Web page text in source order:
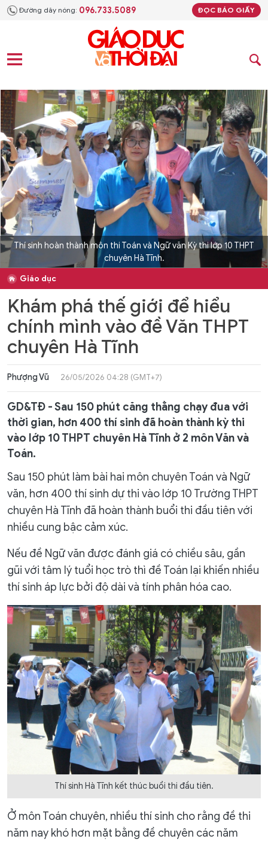
Đường dây nóng: 096.733.5089 ĐỌC BÁO GIẤY
Thí sinh hoàn thành môn thi Toán và Ngữ văn Kỳ thi lớp 10 THPT
chuyên Hà Tĩnh.
Giáo dục
Khám phá thế giới để hiểu
chính mình vào đề Văn THPT
chuyên Hà Tĩnh
Phượng Vũ 26/05/2026 04:28 (GMT+7)
GD&TĐ - Sau 150 phút căng thẳng chạy đua với
thời gian, hơn 400 thí sinh đã hoàn thành kỳ thi
vào lớp 10 THPT chuyên Hà Tĩnh ở 2 môn Văn và
Toán.
Sau 150 phút làm bài hai môn chuyên Toán và Ngữ
văn, hơn 400 thí sinh dự thi vào lớp 10 Trường THPT
chuyên Hà Tĩnh đã hoàn thành buổi thi đầu tiên với
nhiều cung bậc cảm xúc.
Nếu đề Ngữ văn được đánh giá có chiều sâu, gần
gũi với tâm lý tuổi học trò thì đề Toán lại khiến nhiều
thí sinh áp lực bởi độ dài và tính phân hóa cao.
Thí sinh Hà Tĩnh kết thúc buổi thi đầu tiên.
Ở môn Toán chuyên, nhiều thí sinh cho rằng đề thi
năm nay khó hơn mặt bằng đề chuyên các năm